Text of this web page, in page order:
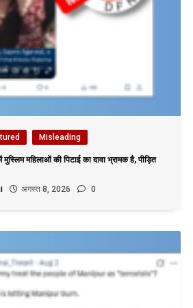
Misleading
महिलाओं की पिटाई का दावा भ्रामक है, पीड़ित
अगस्त 8, 2026 0